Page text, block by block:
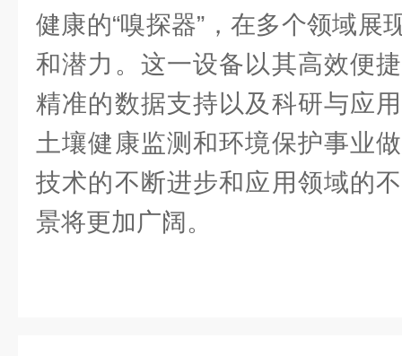
健康的“嗅探器”，在多个领域展
和潜力。这一设备以其高效便
精准的数据支持以及科研与应
土壤健康监测和环境保护事业
技术的不断进步和应用领域的
景将更加广阔。